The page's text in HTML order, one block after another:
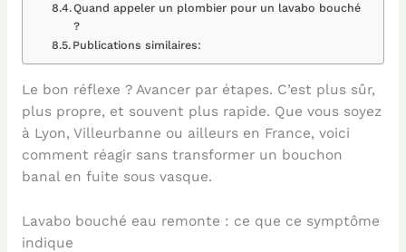
Quand appeler un plombier pour un lavabo bouché
?
Publications similaires:
Le bon réflexe ? Avancer par étapes. C’est plus sûr,
plus propre, et souvent plus rapide. Que vous soyez
à Lyon, Villeurbanne ou ailleurs en France, voici
comment réagir sans transformer un bouchon
banal en fuite sous vasque.
Lavabo bouché eau remonte : ce que ce symptôme
indique